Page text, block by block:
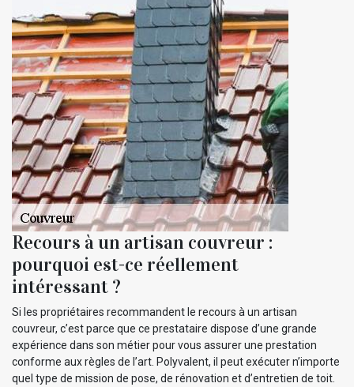
Recours à un artisan couvreur :
pourquoi est-ce réellement
intéressant ?
Si les propriétaires recommandent le recours à un artisan
couvreur, c’est parce que ce prestataire dispose d’une grande
expérience dans son métier pour vous assurer une prestation
conforme aux règles de l’art. Polyvalent, il peut exécuter n’importe
quel type de mission de pose, de rénovation et d’entretien de toit.